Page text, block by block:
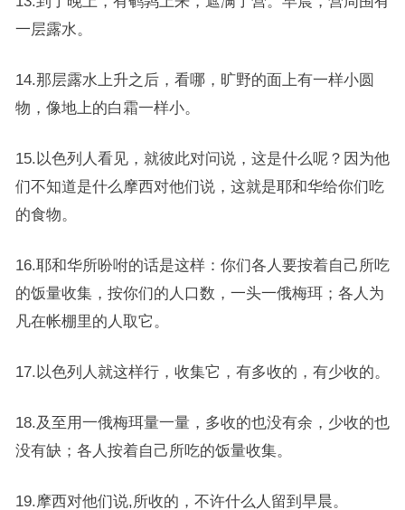
一层露水。
14.那层露水上升之后，看哪，旷野的面上有一样小圆
物，像地上的白霜一样小。
15.以色列人看见，就彼此对问说，这是什么呢？因为他
们不知道是什么摩西对他们说，这就是耶和华给你们吃
的食物。
16.耶和华所吩咐的话是这样：你们各人要按着自己所吃
的饭量收集，按你们的人口数，一头一俄梅珥；各人为
凡在帐棚里的人取它。
17.以色列人就这样行，收集它，有多收的，有少收的。
18.及至用一俄梅珥量一量，多收的也没有余，少收的也
没有缺；各人按着自己所吃的饭量收集。
19.摩西对他们说,所收的，不许什么人留到早晨。